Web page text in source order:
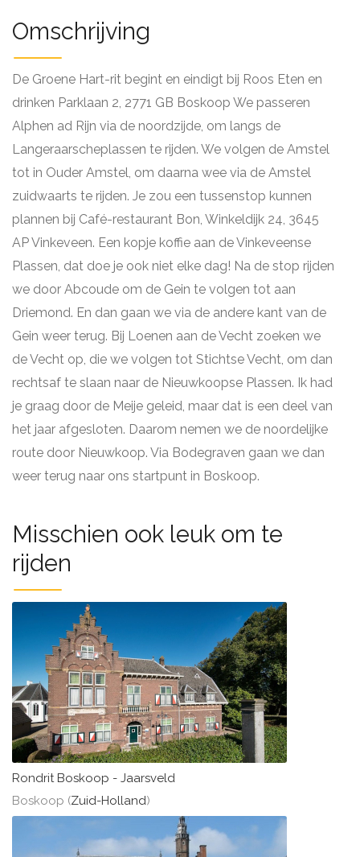
Omschrijving
De Groene Hart-rit begint en eindigt bij Roos Eten en
drinken Parklaan 2, 2771 GB Boskoop We passeren
Alphen ad Rijn via de noordzijde, om langs de
Langeraarscheplassen te rijden. We volgen de Amstel
tot in Ouder Amstel, om daarna wee via de Amstel
zuidwaarts te rijden. Je zou een tussenstop kunnen
plannen bij Café-restaurant Bon, Winkeldijk 24, 3645
AP Vinkeveen. Een kopje koffie aan de Vinkeveense
Plassen, dat doe je ook niet elke dag! Na de stop rijden
we door Abcoude om de Gein te volgen tot aan
Driemond. En dan gaan we via de andere kant van de
Gein weer terug. Bij Loenen aan de Vecht zoeken we
de Vecht op, die we volgen tot Stichtse Vecht, om dan
rechtsaf te slaan naar de Nieuwkoopse Plassen. Ik had
je graag door de Meije geleid, maar dat is een deel van
het jaar afgesloten. Daarom nemen we de noordelijke
route door Nieuwkoop. Via Bodegraven gaan we dan
weer terug naar ons startpunt in Boskoop.
Misschien ook leuk om te
rijden
Rondrit Boskoop - Jaarsveld
Boskoop (Zuid-Holland)